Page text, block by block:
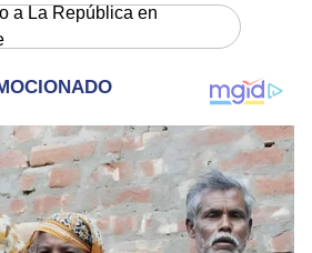
a La República en